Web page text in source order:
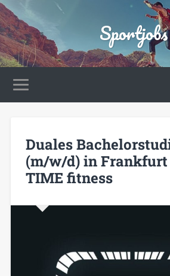
Sportjobs
Duales
(m/w/d) in Frankfurt
TIME fitness